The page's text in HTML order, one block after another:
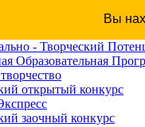
Вы
- Творческий
Образовательная
открытый конкурс
заочный конкурс